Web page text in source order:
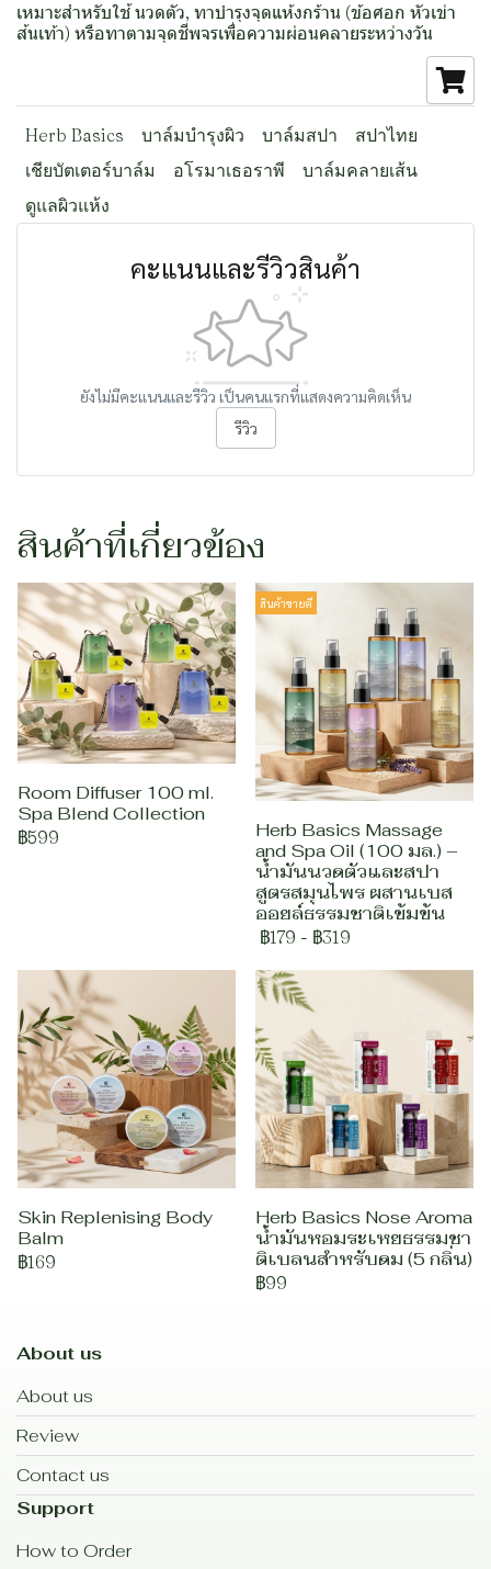
เหมาะสำหรับใช้ นวดตัว, ทาบำรุงจุดแห้งกร้าน (ข้อศอก หัวเข่า
ส้นเท้า) หรือทาตามจุดชีพจรเพื่อความผ่อนคลายระหว่างวัน
Herb Basics บาล์มบำรุงผิว บาล์มสปา
สปาไทย
เชียบัตเตอร์บาล์ม
อโรมาเธอราพี
บาล์มคลายเส้น
ดูแลผิวแห้ง
คะแนนและรีวิวสินค้า
ยังไม่มีคะแนนและรีวิว เป็นคนแรกที่แสดงความคิดเห็น
รีวิว
สินค้าที่เกี่ยวข้อง
Room Diffuser 100 ml.
Spa Blend Collection
฿599
สินค้าขายดี
Herb Basics Massage
and Spa Oil (100 มล.) –
น้ำมันนวดตัวและสปา
สูตรสมุนไพร ผสานเบส
ออยล์ธรรมชาติเข้มข้น
฿179 - ฿319
Skin Replenising Body
Balm
฿169
Herb Basics Nose Aroma
น้ำมันหอมระเหยธรรมชา
ติเบลนสำหรับดม (5 กลิ่น)
฿99
About us
About us
Review
Contact us
Support
How to Order